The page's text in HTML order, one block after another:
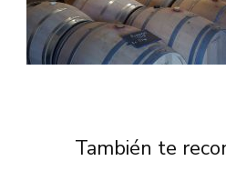
También te